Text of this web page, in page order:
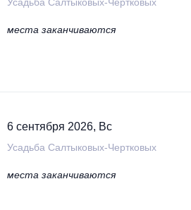
места заканчиваются
6 сентября 2026, Вс
Усадьба Салтыковых-Чертковых
места заканчиваются